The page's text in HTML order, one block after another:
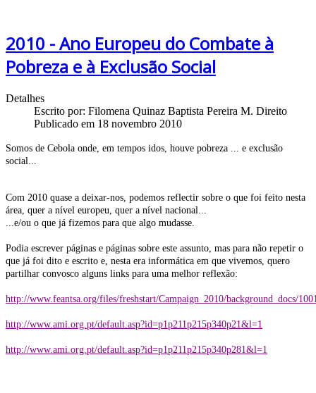
2010 - Ano Europeu do Combate à
Pobreza e à Exclusão Social
Detalhes
Escrito por: Filomena Quinaz Baptista Pereira M. Direito
Publicado em 18 novembro 2010
Somos de Cebola onde, em tempos idos, houve pobreza ... e exclusão
social...
Com 2010 quase a deixar-nos, podemos reflectir sobre o que foi feito nesta
área, quer a nível europeu, quer a nível nacional...
...e/ou o que já fizemos para que algo mudasse.
Podia escrever páginas e páginas sobre este assunto, mas para não repetir o
que já foi dito e escrito e, nesta era informática em que vivemos, quero
partilhar convosco alguns links para uma melhor reflexão:
http://www.feantsa.org/files/freshstart/Campaign_2010/background_docs/
http://www.ami.org.pt/default.asp?id=p1p211p215p340p21&l=1
http://www.ami.org.pt/default.asp?id=p1p211p215p340p281&l=1